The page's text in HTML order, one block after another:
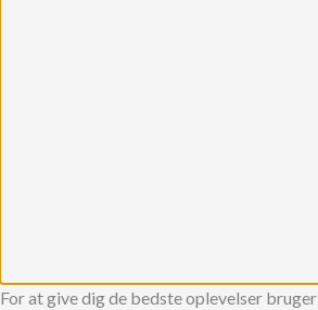
For at give dig de bedste oplevelser